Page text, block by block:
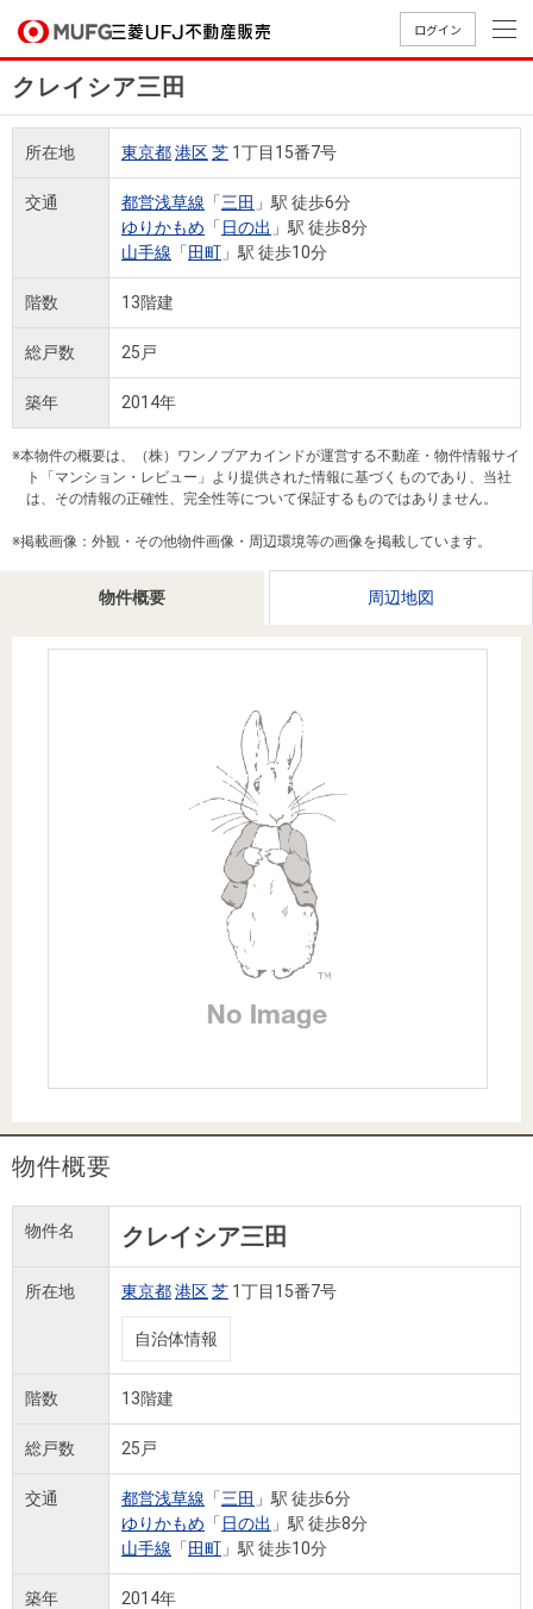
ログイン
買いたいTOP
中古
マン
ショ
ンを
探す
新
中古
一戸
建て
を探
す
投
資
事業
用物
住宅ロー
ンシミュ
レーショ
ン
税金の本
（電子ブ
ック）
売りたいTOP
無
査
定
売
相
談
AI
時手
取り
周辺相場
検索
売却ガイ
店舗案内TOP
店舗のご
案内（首
都圏）
店舗のご
古屋）
店舗のご
西）
会社情報TOP
ごあいさ
つ
会社概
MUFG
経営ビジ
ョン
組織図
役員一
覧
リリース
会社案内
採用情報TOP
新卒採用
情報
キャリア
買いたい
売りたい
会社情報
法人のお客さま
会員ページ
クレイシア三田
物件概要 周辺地図
所在地 東京都港区芝 1丁目15番7号
交通 都営浅草線 「三田 」駅 徒歩6分
ゆりかもめ 「 日の出 」駅 徒歩8分
山手線 「 田町 」駅 徒歩10分
階数 13階建
総戸数 25戸
築年 2014年
※本物件の概要は、（株）ワンノブアカインドが運営する不動産・物件情報サイ
ト「マンション・レビュー」より提供された情報に基づくものであり、当社
は、その情報の正確性、完全性等について保証するものではありません。
※掲載画像：外観・その他物件画像・周辺環境等の画像を掲載しています。
物件概要
物件名 クレイシア三田
所在地 東京都港区芝 1丁目15番7号
自治体情報
階数 13階建
総戸数 25戸
交通 都営浅草線 「三田 」駅 徒歩6分
ゆりかもめ 「 日の出 」駅 徒歩8分
山手線 「 田町 」駅 徒歩10分
築年 2014年